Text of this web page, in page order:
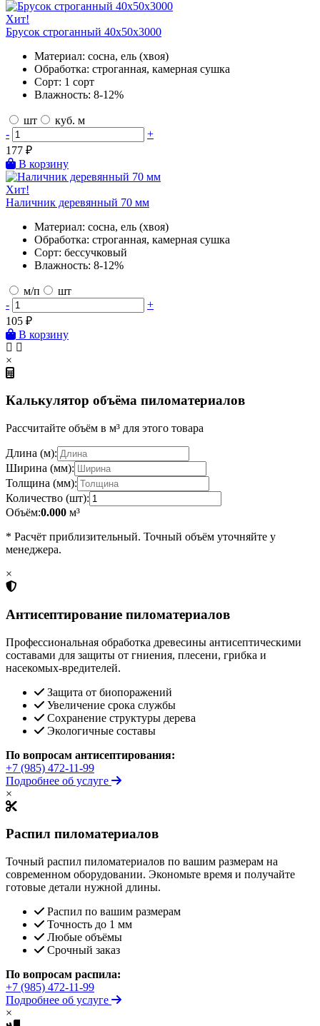
Хит!
Брусок строганный 40х50х3000
Материал: сосна, ель (хвоя)
Обработка: строганная, камерная сушка
Сорт: 1 сорт
Влажность: 8-12%
шт
куб. м
-
+
177 ₽
В корзину
Хит!
Наличник деревянный 70 мм
Материал: сосна, ель (хвоя)
Обработка: строганная, камерная сушка
Сорт: бессучковый
Влажность: 8-12%
м/п
шт
-
+
105 ₽
В корзину
×
Калькулятор объёма пиломатериалов
Рассчитайте объём в м³ для этого товара
Длина (м):
Ширина (мм):
Толщина (мм):
Количество (шт):
Объём:0.000 м³
* Расчёт приблизительный. Точный объём уточняйте у
менеджера.
×
Антисептирование пиломатериалов
Профессиональная обработка древесины антисептическими
составами для защиты от гниения, плесени, грибка и
насекомых-вредителей.
Защита от биопоражений
Увеличение срока службы
Сохранение структуры дерева
Экологичные составы
По вопросам антисептирования:
+7 (985) 472-11-99
Подробнее об услуге
×
Распил пиломатериалов
Точный распил пиломатериалов по вашим размерам на
современном оборудовании. Экономьте время и получайте
готовые детали нужной длины.
Распил по вашим размерам
Точность до 1 мм
Любые объёмы
Срочный заказ
По вопросам распила:
+7 (985) 472-11-99
Подробнее об услуге
×